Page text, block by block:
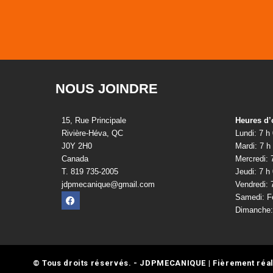
NOUS JOINDRE
15, Rue Principale
Rivière-Héva, QC
J0Y 2H0
Canada
T. 819 735-2005
jdpmecanique@gmail.com
Heures
Lundi: 7
Mardi: 7
Mercredi:
Jeudi: 7 h
Vendredi:
Samedi:
© Tous droits réservés. - JDPMECANIQUE | Fièrement